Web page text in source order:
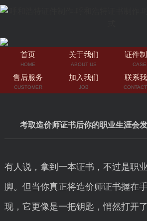
首页
HOME
关于我们
ABOUT US
证件
CASE
售后服务
CUSTOMER
加入我们
JOB
联系
考取造价师证书后你的职业生涯会
有人说，拿到一本证书，不过是职
脚。但当你真正将造价师证书握在
现，它更像是一把钥匙，悄然打开